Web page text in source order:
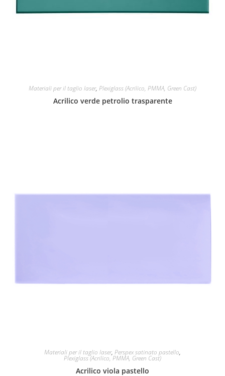
Materiali per il taglio laser, Plexiglass (Acrilico, PMMA, Green Cast)
Acrilico verde petrolio trasparente
Materiali per il taglio laser, Perspex satinato pastello,
Plexiglass (Acrilico, PMMA, Green Cast)
Acrilico viola pastello